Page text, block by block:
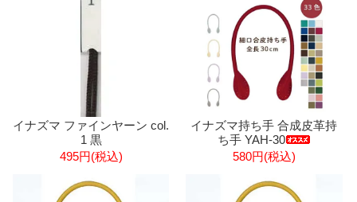
イナズマ ファインヤーン col.
1 黒
495円(税込)
イナズマ持ち手 合成皮革持
ち手 YAH-30
580円(税込)